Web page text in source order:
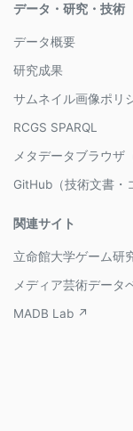
データ・研究・技術
データ概要
研究成果
サムネイル画像ポリ
RCGS SPARQL
メタデータブラウザ
GitHub（技術文書・
関連サイト
立命館大学ゲーム研
メディア芸術データ
MADB Lab ↗